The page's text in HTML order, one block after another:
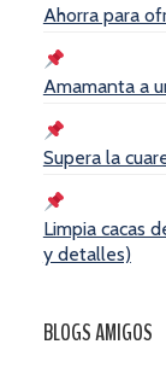
Ahorra para
Amamanta a
Supera la
Limpia cacas
y detalles)
BLOGS AMIGOS